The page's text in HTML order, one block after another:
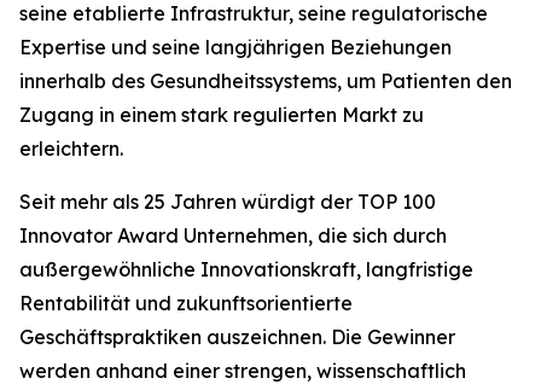
seine etablierte Infrastruktur, seine regulatorische
Expertise und seine langjährigen Beziehungen
innerhalb des Gesundheitssystems, um Patienten den
Zugang in einem stark regulierten Markt zu
erleichtern.
Seit mehr als 25 Jahren würdigt der TOP 100
Innovator Award Unternehmen, die sich durch
außergewöhnliche Innovationskraft, langfristige
Rentabilität und zukunftsorientierte
Geschäftspraktiken auszeichnen. Die Gewinner
werden anhand einer strengen, wissenschaftlich